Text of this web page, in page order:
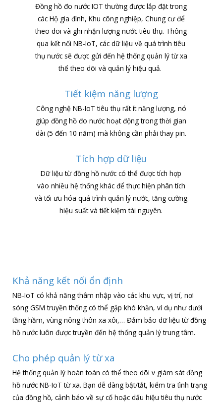
Đồng hồ đo nước IOT thường được lắp đặt trong
các Hộ gia đình, Khu công nghiệp, Chung cư để
theo dõi và ghi nhận lượng nước tiêu thụ. Thông
qua kết nối NB-IoT, các dữ liệu về quá trình tiêu
thụ nước sẽ được gửi đến hệ thống quản lý từ xa
thể theo dõi và quản lý hiệu quả.
Tiết kiệm năng lượng
Công nghệ NB-IoT tiêu thụ rất ít năng lượng, nó
giúp đồng hồ đo nước hoạt động trong thời gian
dài (5 đến 10 năm) mà không cần phải thay pin.
Tích hợp dữ liệu
Dữ liệu từ đồng hồ nước có thể được tích hợp
vào nhiều hệ thống khác để thực hiện phân tích
và tối ưu hóa quá trình quản lý nước, tăng cường
hiệu suất và tiết kiệm tài nguyên.
Khả năng kết nối ổn định
NB-IoT có khả năng thâm nhập vào các khu vực, vị trí, nơi
sóng GSM truyền thống có thể gặp khó khăn, ví dụ như dưới
tầng hầm, vùng nông thôn xa xôi,… Đảm bảo dữ liệu từ đồng
hồ nước luôn được truyền đến hệ thống quản lý trung tâm.
Cho phép quản lý từ xa
Hệ thống quản lý hoàn toàn có thể theo dõi v giám sát đồng
hồ nước NB-IoT từ xa. Bạn dễ dàng bật/tắt, kiểm tra tình trạng
của đồng hồ, cảnh báo về sự cố hoặc dấu hiệu tiêu thụ nước